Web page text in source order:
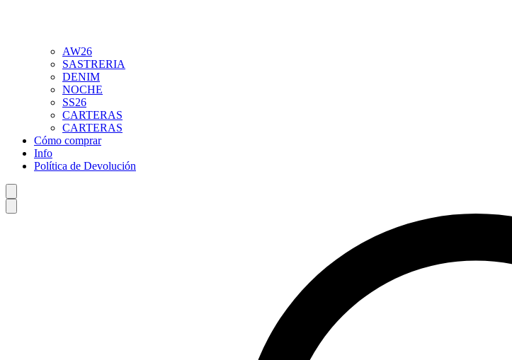
AW26
SASTRERIA
DENIM
NOCHE
SS26
CARTERAS
CARTERAS
Cómo comprar
Info
Política de Devolución